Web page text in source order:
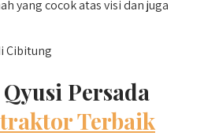
yang cocok atas visi dan juga
Persada
Terbaik